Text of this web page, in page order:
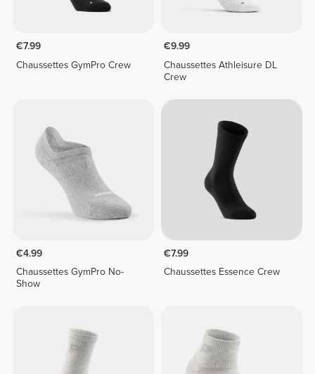
€7.99
Chaussettes GymPro Crew
€9.99
Chaussettes Athleisure DL
Crew
€4.99
Chaussettes GymPro No-
Show
€7.99
Chaussettes Essence Crew